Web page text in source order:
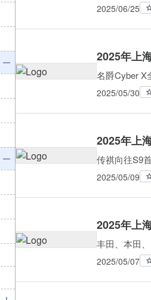
2025/06/25
2025年上
名爵Cyber X
2025/05/30
2025年上
传祺向往S9
2025/05/09
2025年上
丰田、本田
2025/05/07